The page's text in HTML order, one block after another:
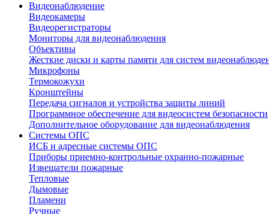
Видеонаблюдение
Видеокамеры
Видеорегистраторы
Мониторы для видеонаблюдения
Объективы
Жесткие диски и карты памяти для систем
Микрофоны
Термокожухи
Кронштейны
Передача сигналов и устройства защиты линий
Программное обеспечение для видеосистем безопасности
Дополнительное оборудование для видеонаблюдения
Системы ОПС
ИСБ и адресные системы ОПС
Приборы приемно-контрольные охранно-пожарные
Извещатели пожарные
Тепловые
Дымовые
Пламени
Ручные